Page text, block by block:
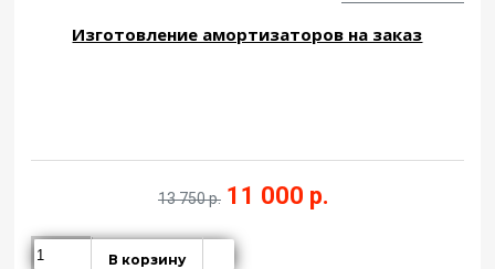
Изготовление амортизаторов на заказ
13 750 р. 11 000 р.
В корзину